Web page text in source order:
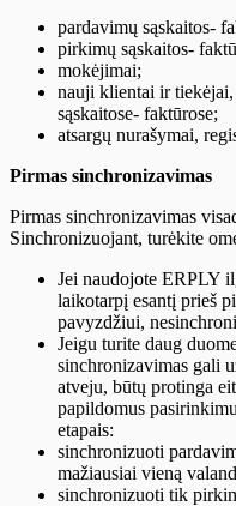
pardavimų sąskaitos-
pirkimų sąskaitos-
mokėjimai;
nauji klientai ir
sąskaitose- faktūrose;
atsargų nurašymai,
Pirmas sinchronizavimas
Pirmas sinchronizavimas
Sinchronizuojant, turėkite
Jei naudojote ERPLY
laikotarpį esantį prieš
pavyzdžiui,
Jeigu turite daug
sinchronizavimas gali
atveju, būtų protinga
papildomus
etapais:
sinchronizuoti
mažiausiai vieną
sinchronizuoti tik